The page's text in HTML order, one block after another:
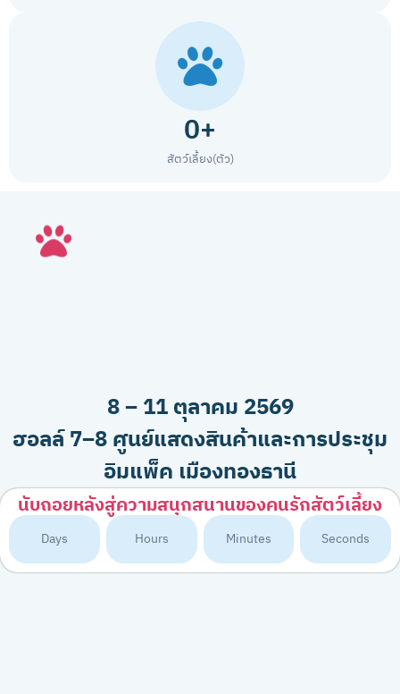
สัตว์เลี้ยง(ตัว)
0+
8 – 11 ตุลาคม 2569
ฮอลล์ 7–8 ศูนย์แสดงสินค้าและการประชุม
อิมแพ็ค เมืองทองธานี
นับถอยหลังสู่ความสนุกสนานของคนรักสัตว์เลี้ยง
Days Hours Minutes Seconds